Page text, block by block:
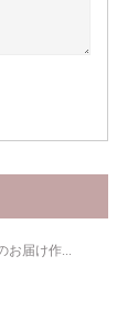
お届け作...